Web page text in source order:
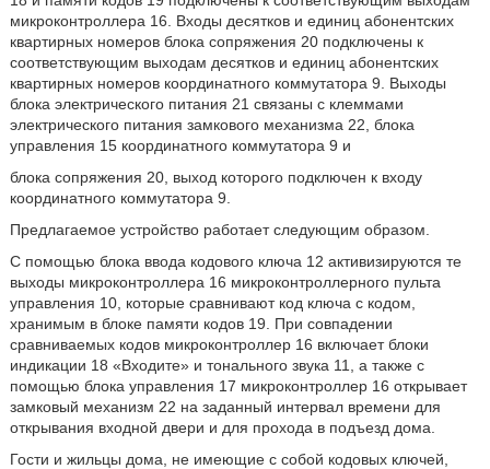
микроконтроллера 16. Входы десятков и единиц абонентских
квартирных номеров блока сопряжения 20 подключены к
соответствующим выходам десятков и единиц абонентских
квартирных номеров координатного коммутатора 9. Выходы
блока электрического питания 21 связаны с клеммами
электрического питания замкового механизма 22, блока
управления 15 координатного коммутатора 9 и
блока сопряжения 20, выход которого подключен к входу
координатного коммутатора 9.
Предлагаемое устройство работает следующим образом.
С помощью блока ввода кодового ключа 12 активизируются те
выходы микроконтроллера 16 микроконтроллерного пульта
управления 10, которые сравнивают код ключа с кодом,
хранимым в блоке памяти кодов 19. При совпадении
сравниваемых кодов микроконтроллер 16 включает блоки
индикации 18 «Входите» и тонального звука 11, а также с
помощью блока управления 17 микроконтроллер 16 открывает
замковый механизм 22 на заданный интервал времени для
открывания входной двери и для прохода в подъезд дома.
Гости и жильцы дома, не имеющие с собой кодовых ключей,